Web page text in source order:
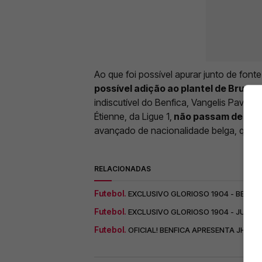
Ao que foi possível apurar junto de fonte
possível adição ao plantel de Bruno
indiscutível do Benfica, Vangelis Pavlidis.
Étienne, da Ligue 1, não passam
avançado de nacionalidade belga, que
RELACIONADAS
Futebol. EXCLUSIVO GLORIOSO 1904 -
Futebol. EXCLUSIVO GLORIOSO 1904 -
Futebol. OFICIAL! BENFICA APRESENTA JHON